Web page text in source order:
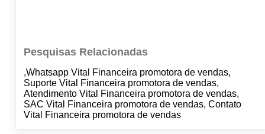
Pesquisas Relacionadas
,Whatsapp Vital Financeira promotora de vendas,
Suporte Vital Financeira promotora de vendas,
Atendimento Vital Financeira promotora de vendas,
SAC Vital Financeira promotora de vendas, Contato
Vital Financeira promotora de vendas